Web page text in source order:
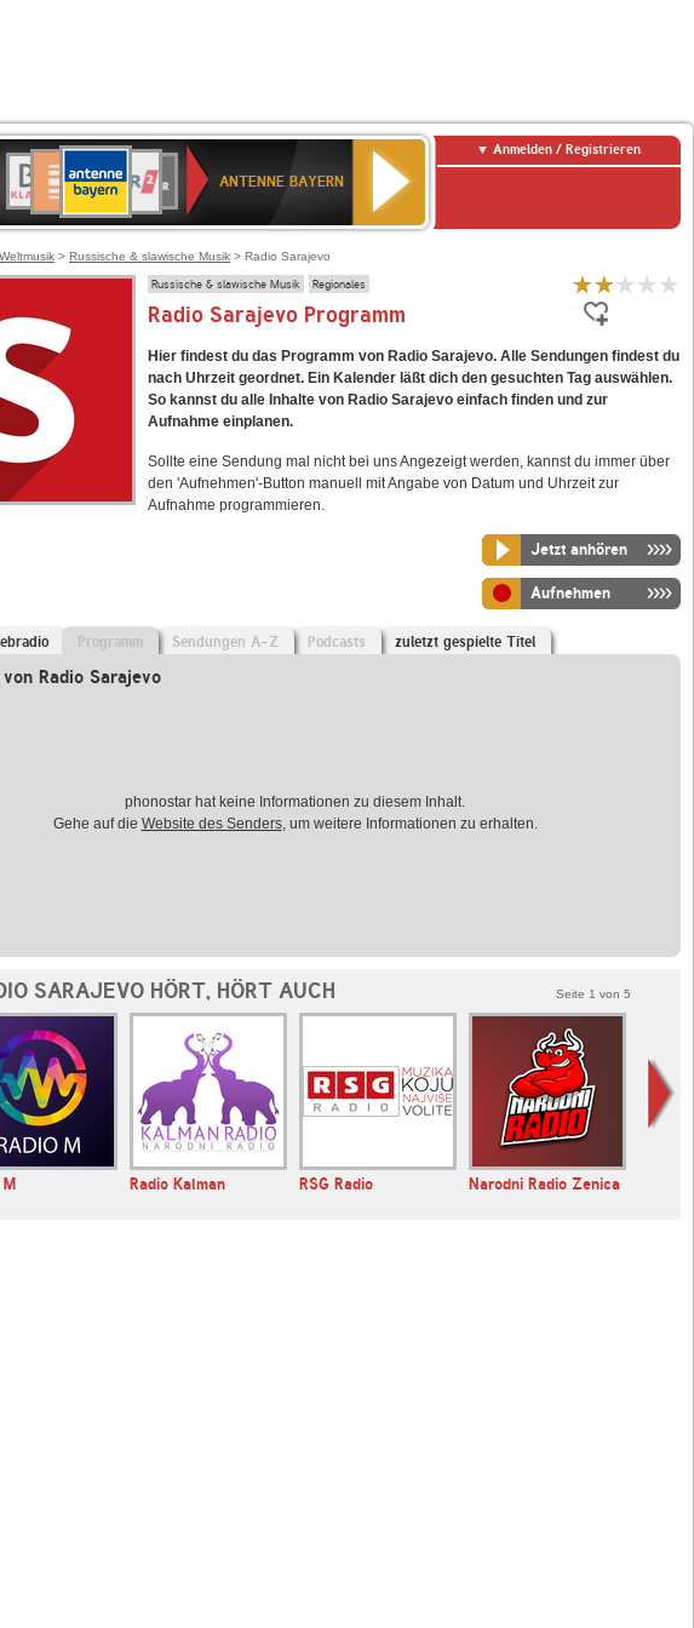
Deutschlandfunk
80er
90er
OLDIE
ANTENNE
SWR3
WDR
4
BR-
KLASSIK
Deutschlandfunk
KulturBAYERN
2
SWR
Kultur
NDR
2
ANTENNE BAYERN
Anmelden / Registrieren
Weltmusik > Russische & slawische Musik > Radio Sarajevo
Russische & slawische Musik Regionales
Radio Sarajevo Programm
Hier findest du das Programm von Radio Sarajevo. Alle Sendungen findest du
nach Uhrzeit geordnet. Ein Kalender läßt dich den gesuchten Tag auswählen.
So kannst du alle Inhalte von Radio Sarajevo einfach finden und zur
Aufnahme einplanen.
Sollte eine Sendung mal nicht bei uns Angezeigt werden, kannst du immer über
den 'Aufnehmen'-Button manuell mit Angabe von Datum und Uhrzeit zur
Aufnahme programmieren.
Jetzt anhören
Aufnehmen
Programm Sendungen A-Z Podcasts zuletzt gespielte Titel
Radio Sarajevo
phonostar hat keine Informationen zu diesem Inhalt.
Gehe auf die Website des Senders, um weitere Informationen zu erhalten.
SARAJEVO HÖRT, HÖRT AUCH Seite 1 von 5
Radio Kalman RSG Radio Narodni Radio Zenica